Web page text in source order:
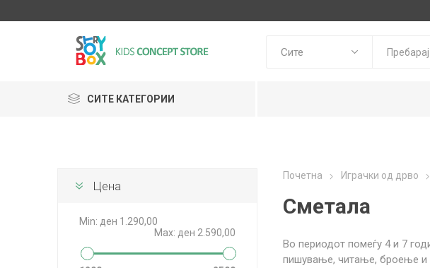
СИТЕ КАТЕГОРИИ
Janod
GLOBBER
Lilliputiens
Почетна Играчки од дрво
Сметала
Во периодот помеѓу 4 и 7
пишување, читање, броење и
Цена
Min: ден 1.290,00
Max: ден 2.590,00